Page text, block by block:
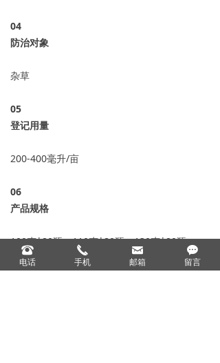
04
防治对象
杂草
05
登记用量
200-400毫升/亩
06
产品规格
100克*80瓶、110克*80瓶、130克*80瓶、
150克*80瓶、1000克*12瓶、5千克*4桶
뀰
电话
끅
手机
낂
邮箱
끁
留言